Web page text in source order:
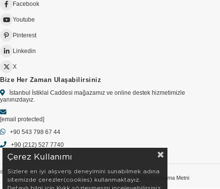
Facebook
Youtube
Pinterest
Linkedin
X
Bize Her Zaman Ulaşabilirsiniz
İstanbul İstiklal Caddesi mağazamız ve online destek hizmetimizle
yanınızdayız.
[email protected]
+90 543 798 67 44
+90 (212) 527 7740
© 2026 GOLDSTORE - Tüm Hakları Saklıdır.
Sözleşmeler
Gizlilik Politikası Kullanım Koşulları KVKK Aydınlatma Metni
Çerez Kullanımı
Sizlere en iyi alışveriş deneyimini sunabilmek adına
sitemizde çerezler(cookies) kullanmaktayız.